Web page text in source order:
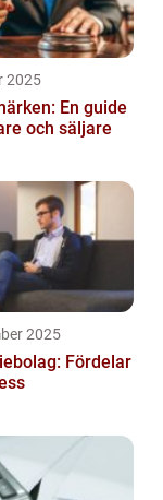
2025
En guide
och säljare
2025
Fördelar